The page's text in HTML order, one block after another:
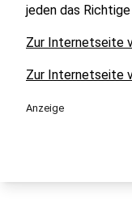
jeden das Richtige
Zur Internetseite
Zur Internetseite
Anzeige